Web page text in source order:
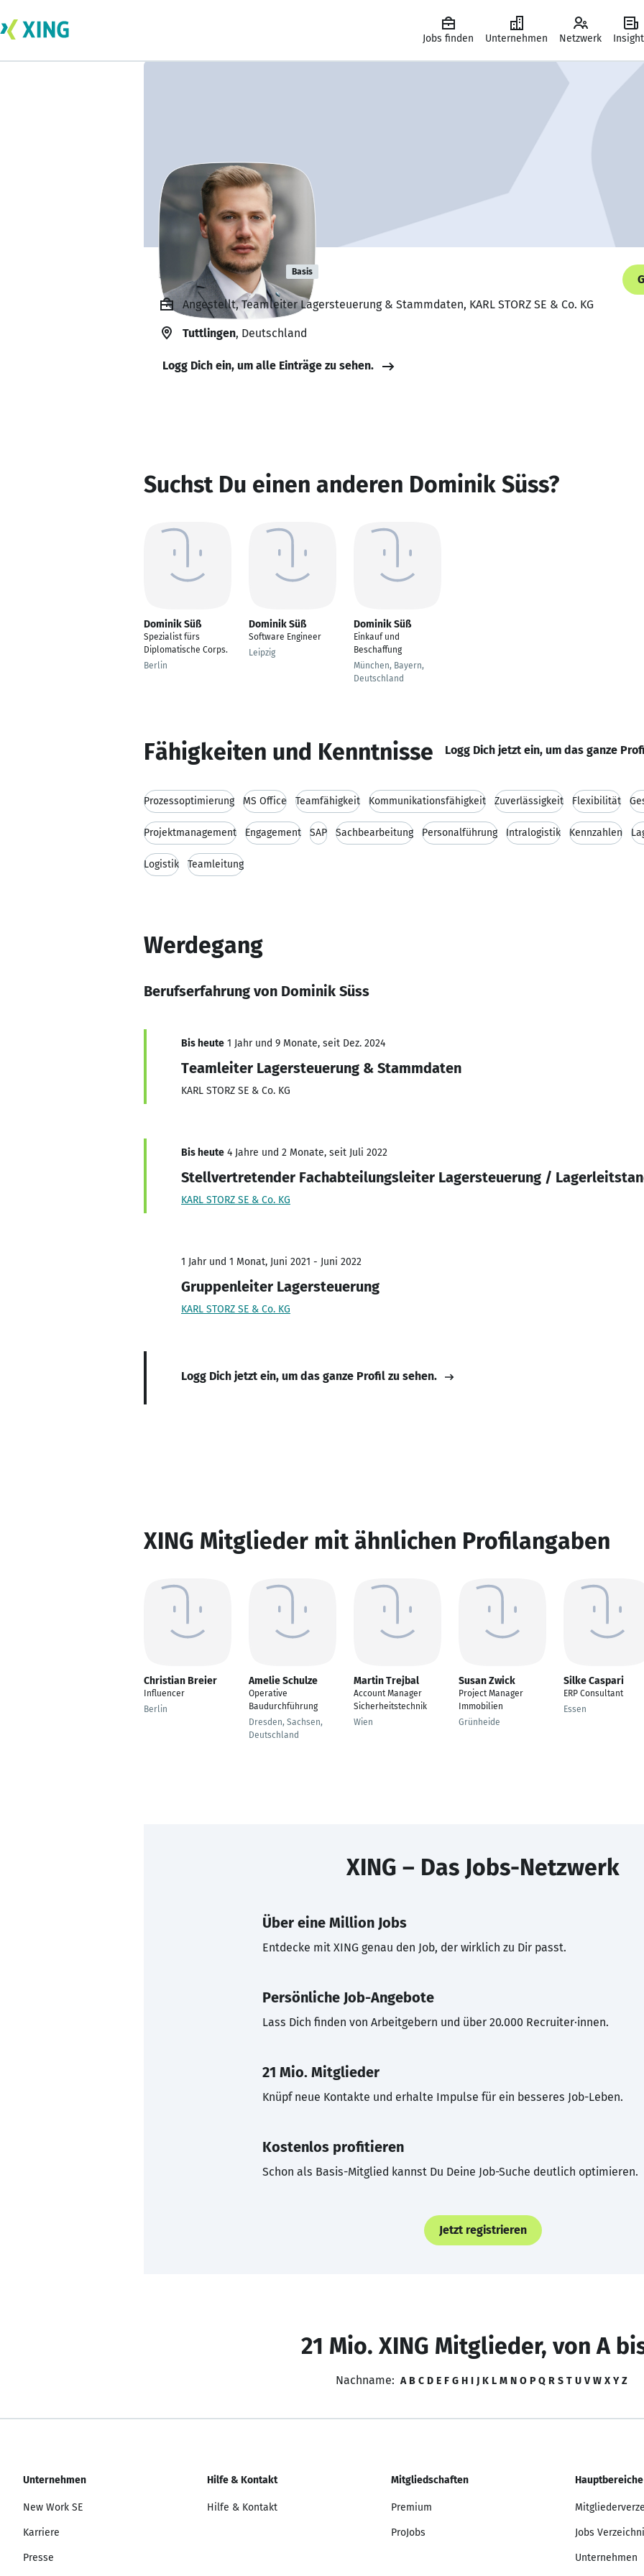
Jobs finden Unternehmen Netzwerk
Dominik Süss Basis
Angestellt, Teamleiter Lagersteuerung & Stammdaten, KARL STORZ SE & Co. KG
Tuttlingen, Deutschland
Logg Dich ein, um alle Einträge zu sehen.
Suchst Du einen anderen Dominik Süss?
Dominik Süß
Spezialist fürs
Diplomatische Corps.
Berlin
Dominik Süß
Software Engineer
Leipzig
Dominik Süß
Einkauf und
Beschaffung
München, Bayern,
Deutschland
Fähigkeiten und Kenntnisse Logg Dich jetzt ein, um das ganze
Prozessoptimierung MS Office Teamfähigkeit Kommunikationsfähigkeit Zuverlässigkeit Flexibilität
Projektmanagement Engagement SAP Sachbearbeitung Personalführung Intralogistik Kennzahlen
Logistik Teamleitung
Werdegang
Berufserfahrung von Dominik Süss
Bis heute 1 Jahr und 9 Monate, seit Dez. 2024
Teamleiter Lagersteuerung & Stammdaten
KARL STORZ SE & Co. KG
Bis heute 4 Jahre und 2 Monate, seit Juli 2022
Stellvertretender Fachabteilungsleiter Lagersteuerung /
KARL STORZ SE & Co. KG
1 Jahr und 1 Monat, Juni 2021 - Juni 2022
Gruppenleiter Lagersteuerung
KARL STORZ SE & Co. KG
Logg Dich jetzt ein, um das ganze Profil zu sehen.
XING Mitglieder mit ähnlichen Profilangaben
Christian Breier
Influencer
Berlin
Amelie Schulze
Operative
Baudurchführung
Dresden, Sachsen,
Deutschland
Martin Trejbal
Account Manager
Sicherheitstechnik
Wien
Susan Zwick
Project Manager
Immobilien
Grünheide
Silke Caspari
ERP Consultant
Essen
XING – Das Jobs-Netzwerk
Über eine Million Jobs
Entdecke mit XING genau den Job, der wirklich zu Dir passt.
Persönliche Job-Angebote
Lass Dich finden von Arbeitgebern und über 20.000 Recruiter·innen.
21 Mio. Mitglieder
Knüpf neue Kontakte und erhalte Impulse für ein besseres Job-Leben.
Kostenlos profitieren
Schon als Basis-Mitglied kannst Du Deine Job-Suche deutlich optimieren.
Jetzt registrieren
21 Mio. XING Mitglieder, von A
Nachname: A B C D E F G H I J K L M N O P Q R S T U V W X Y Z
Unternehmen
New Work SE
Karriere
Presse
Hilfe & Kontakt
Hilfe & Kontakt
Mitgliedschaften
Premium
ProJobs
Hauptbereiche
Jobs
Unternehmen